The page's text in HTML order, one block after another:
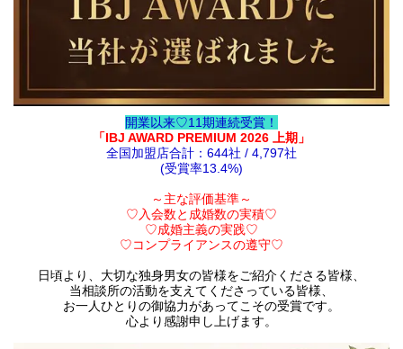
開業以来♡11期連続受賞！
「IBJ AWARD PREMIUM 2026 上期」
全国加盟店合計：644社 / 4,797社
(受賞率13.4%)
～主な評価基準～
♡入会数と成婚数の実積♡
♡成婚主義の実践♡
♡コンプライアンスの遵守♡
日頃より、大切な独身男女の皆様をご紹介くださる皆様、
当相談所の活動を支えてくださっている皆様、
お一人ひとりの御協力があってこその受賞です。
心より感謝申し上げます。